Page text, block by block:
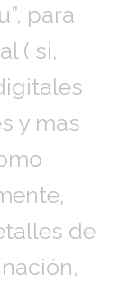
para
( si,
y mas
de